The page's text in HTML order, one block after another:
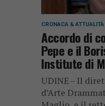
CRONACA & ATTUALITÀ
Accordo di
Pepe e il
Institute di
UDINE – Il
d’Arte